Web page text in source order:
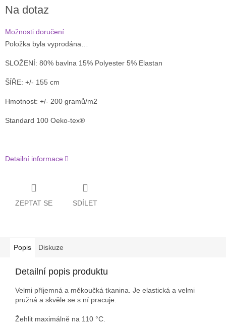
cena:
Na dotaz
Možnosti doručení
Položka byla vyprodána…
SLOŽENÍ: 80% bavlna 15% Polyester 5% Elastan
ŠÍŘE: +/- 155 cm
Hmotnost: +/- 200 gramů/m2
Standard 100 Oeko-tex®
Detailní informace
ZEPTAT SE SDÍLET
Popis Diskuze
Detailní popis produktu
Velmi příjemná a měkoučká tkanina. Je elastická a velmi
pružná a skvěle se s ní pracuje.
Žehlit maximálně na 110 °C.